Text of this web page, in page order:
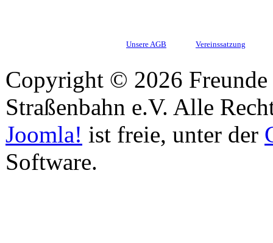
Unsere AGB Vereinssatzung
Copyright © 2026
Straßenbahn e.V. Alle
Joomla! ist freie, unter der
Software.